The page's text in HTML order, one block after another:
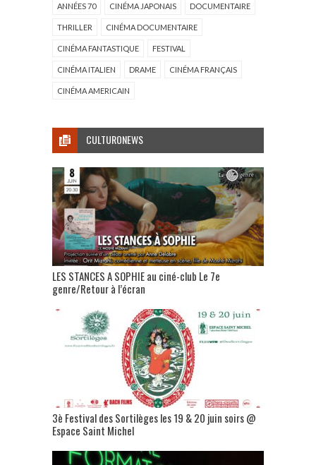
ANNÉES 70 CINÉMA JAPONAIS DOCUMENTAIRE
THRILLER CINÉMA DOCUMENTAIRE
CINÉMA FANTASTIQUE FESTIVAL
CINÉMA ITALIEN DRAME CINÉMA FRANÇAIS
CINÉMA AMERICAIN
CULTURONEWS
LES STANCES A SOPHIE au ciné-club Le 7e
genre/Retour à l’écran
3è Festival des Sortilèges les 19 & 20 juin soirs @
Espace Saint Michel